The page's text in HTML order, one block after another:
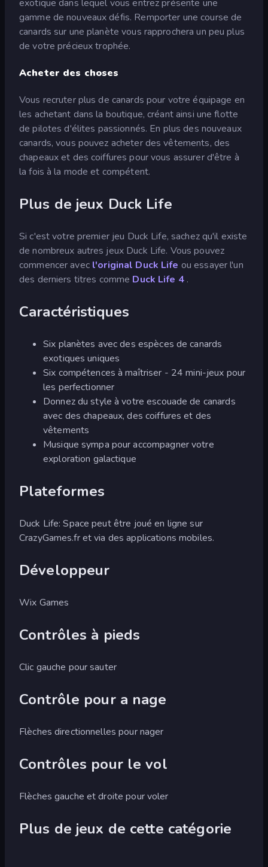
exotique dans lequel vous entrez présente une
gamme de nouveaux défis. Remporter une course de
canards sur une planète vous rapprochera un peu plus
de votre précieux trophée.
Acheter des choses
Vous recruter plus de canards pour votre équipage en
les achetant dans la boutique, créant ainsi une flotte
de pilotes d'élites passionnés. En plus des nouveaux
canards, vous pouvez acheter des vêtements, des
chapeaux et des coiffures pour vous assurer d'être à
la fois à la mode et compétent.
Plus de jeux Duck Life
Si c'est votre premier jeu Duck Life, sachez qu'il existe
de nombreux autres jeux Duck Life. Vous pouvez
commencer avec l'original Duck Life ou essayer l'un
des derniers titres comme Duck Life 4.
Caractéristiques
Six planètes avec des espèces de canards
exotiques uniques
Six compétences à maîtriser - 24 mini-jeux pour
les perfectionner
Donnez du style à votre escouade de canards
avec des chapeaux, des coiffures et des
vêtements
Musique sympa pour accompagner votre
exploration galactique
Plateformes
Duck Life: Space peut être joué en ligne sur
CrazyGames.fr et via des applications mobiles.
Développeur
Wix Games
Contrôles à pieds
Clic gauche pour sauter
Contrôle pour a nage
Flèches directionnelles pour nager
Contrôles pour le vol
Flèches gauche et droite pour voler
Plus de jeux de cette catégorie